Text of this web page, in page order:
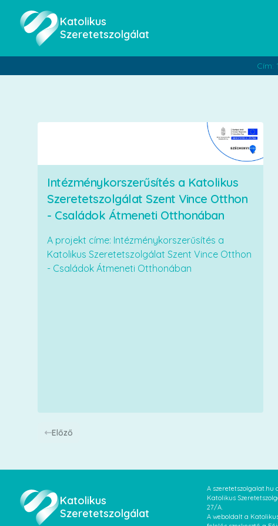
Katolikus
Szeretetszolgálat
Cím:
Intézménykorszerűsítés a Katolikus
Szeretetszolgálat Szent Vince Otthon
- Családok Átmeneti Otthonában
A projekt címe: Intézménykorszerűsítés a
Katolikus Szeretetszolgálat Szent Vince Otthon
- Családok Átmeneti Otthonában
Előző
Katolikus
Szeretetszolgálat
A szeretetszolgalat.hu
Katolikus
27/A.
A weboldalt a